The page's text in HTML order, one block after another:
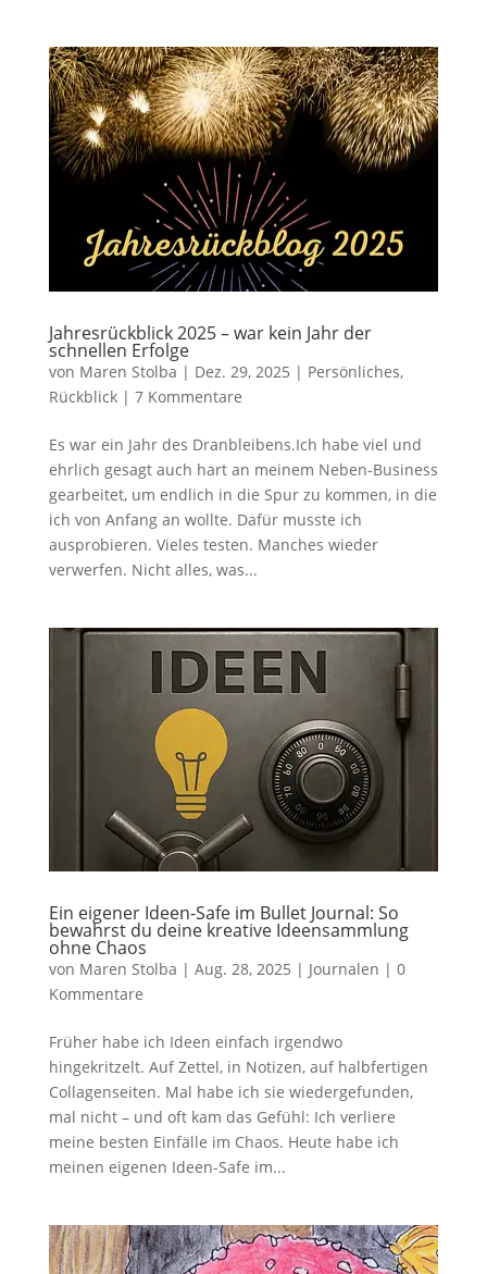
Jahresrückblick 2025 – war kein Jahr der
schnellen Erfolge
von Maren Stolba | Dez. 29, 2025 | Persönliches,
Rückblick| 7 Kommentare
Es war ein Jahr des Dranbleibens.Ich habe viel und
ehrlich gesagt auch hart an meinem Neben-Business
gearbeitet, um endlich in die Spur zu kommen, in die
ich von Anfang an wollte. Dafür musste ich
ausprobieren. Vieles testen. Manches wieder
verwerfen. Nicht alles, was...
Ein eigener Ideen-Safe im Bullet Journal: So
bewahrst du deine kreative Ideensammlung
ohne Chaos
von Maren Stolba | Aug. 28, 2025 | Journalen | 0
Kommentare
Früher habe ich Ideen einfach irgendwo
hingekritzelt. Auf Zettel, in Notizen, auf halbfertigen
Collagenseiten. Mal habe ich sie wiedergefunden,
mal nicht – und oft kam das Gefühl: Ich verliere
meine besten Einfälle im Chaos. Heute habe ich
meinen eigenen Ideen-Safe im...